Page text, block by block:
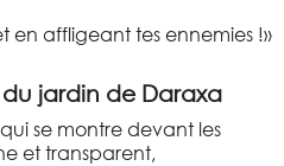
en affligeant tes ennemies !»
jardin de Daraxa
se montre devant les
et transparent,